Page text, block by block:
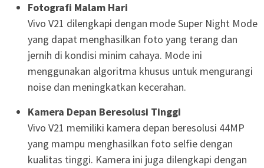
Fotografi Malam Hari
Vivo V21 dilengkapi dengan mode Super Night Mode
yang dapat menghasilkan foto yang terang dan
jernih di kondisi minim cahaya. Mode ini
menggunakan algoritma khusus untuk mengurangi
noise dan meningkatkan kecerahan.
Kamera Depan Beresolusi Tinggi
Vivo V21 memiliki kamera depan beresolusi 44MP
yang mampu menghasilkan foto selfie dengan
kualitas tinggi. Kamera ini juga dilengkapi dengan